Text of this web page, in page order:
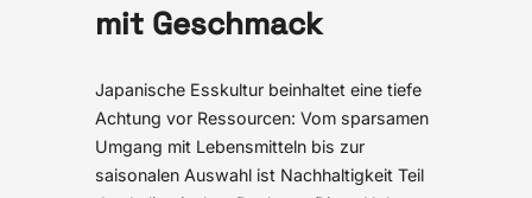
mit Geschmack
Japanische Esskultur beinhaltet eine tiefe
Achtung vor Ressourcen: Vom sparsamen
Umgang mit Lebensmitteln bis zur
saisonalen Auswahl ist Nachhaltigkeit Teil